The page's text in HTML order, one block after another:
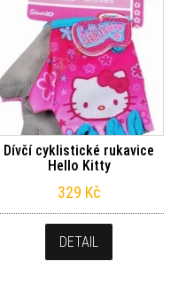
Dívčí cyklistické rukavice
Hello Kitty
329 Kč
DETAIL